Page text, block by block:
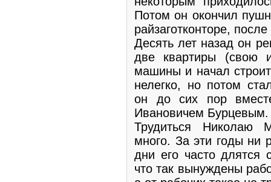
Потом он окончил
райзаготконторе,
Десять лет назад он
две квартиры (свою
машины и начал
нелегко, но потом
он до сих пор
Ивановичем Бурцевым.
Трудиться Николаю
много. За эти годы ни
дни его часто длятся
что так вынуждены